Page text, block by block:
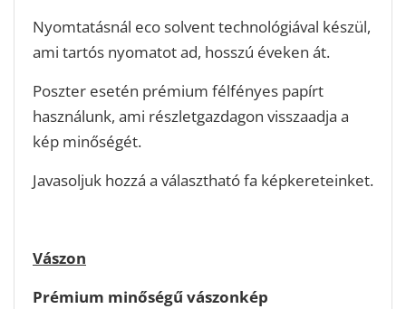
Nyomtatásnál eco solvent technológiával készül,
ami tartós nyomatot ad, hosszú éveken át.
Poszter esetén prémium félfényes papírt
használunk, ami részletgazdagon visszaadja a
kép minőségét.
Javasoljuk hozzá a választható fa képkereteinket.
Vászon
Prémium minőségű vászonkép